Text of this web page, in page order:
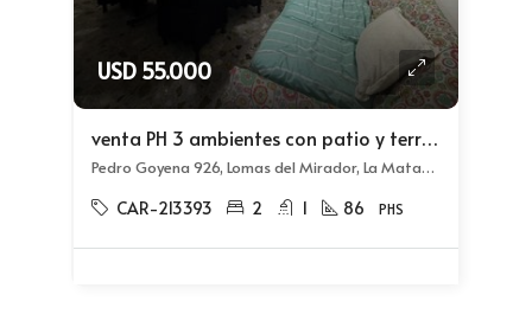
USD 55.000
venta PH 3 ambientes con patio y terraza en Lomas del Mirador
Pedro Goyena 926, Lomas del Mirador, La Matanza
CAR-213393 2 1 86 PHS